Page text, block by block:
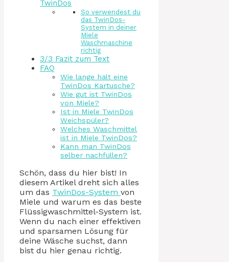
TwinDos
So verwendest du
das TwinDos-
System in deiner
Miele
Waschmaschine
richtig
3/3 Fazit zum Text
FAQ
Wie lange hält eine
TwinDos Kartusche?
Wie gut ist TwinDos
von Miele?
Ist in Miele TwinDos
Weichspüler?
Welches Waschmittel
ist in Miele TwinDos?
Kann man TwinDos
selber nachfüllen?
Schön, dass du hier bist! In
diesem Artikel dreht sich alles
um das TwinDos-System von
Miele und warum es das beste
Flüssigwaschmittel-System ist.
Wenn du nach einer effektiven
und sparsamen Lösung für
deine Wäsche suchst, dann
bist du hier genau richtig.